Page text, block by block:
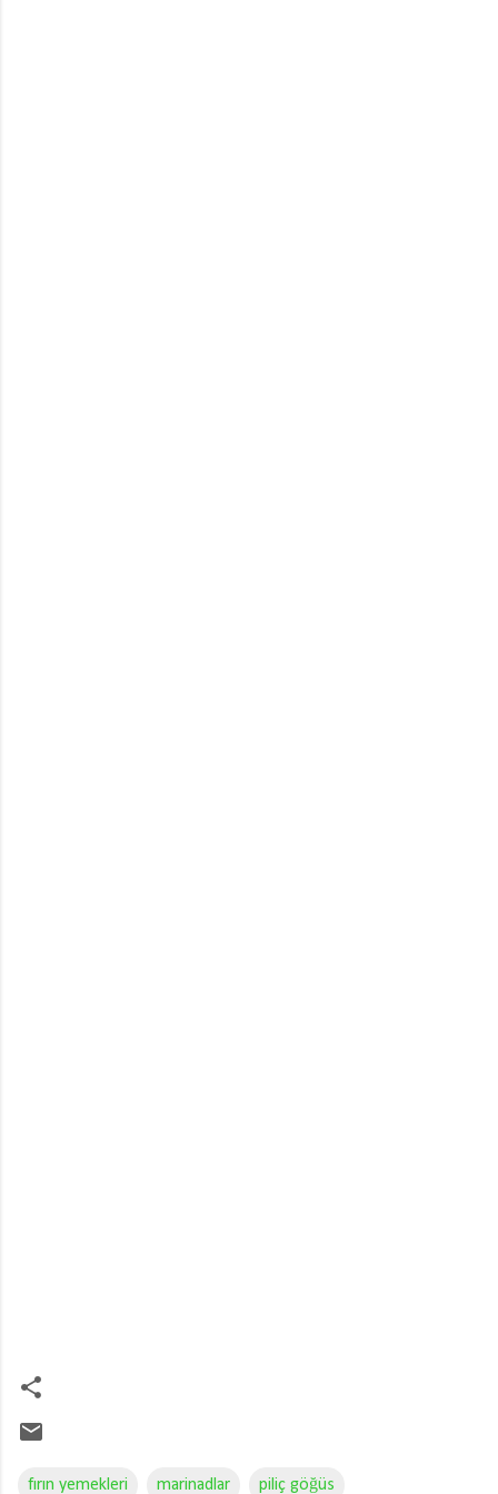
fırın yemekleri marinadlar piliç göğüs